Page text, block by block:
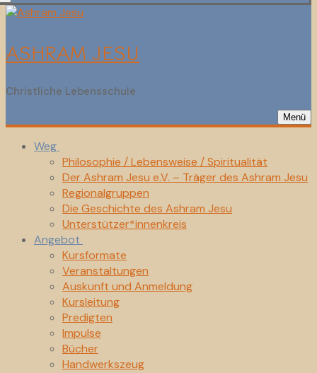
ASHRAM JESU
Christliche Lebensschule
Menü
Weg
Philosophie / Lebensweise / Spiritualität
Der Ashram Jesu e.V. – Träger des Ashram Jesu
Regionalgruppen
Die Geschichte des Ashram Jesu
Unterstützer*innenkreis
Angebot
Kursformate
Veranstaltungen
Auskunft und Anmeldung
Kursleitung
Predigten
Impulse
Bücher
Handwerkszeug